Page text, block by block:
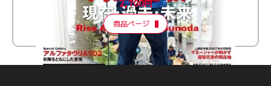
2,100円
商品ページ